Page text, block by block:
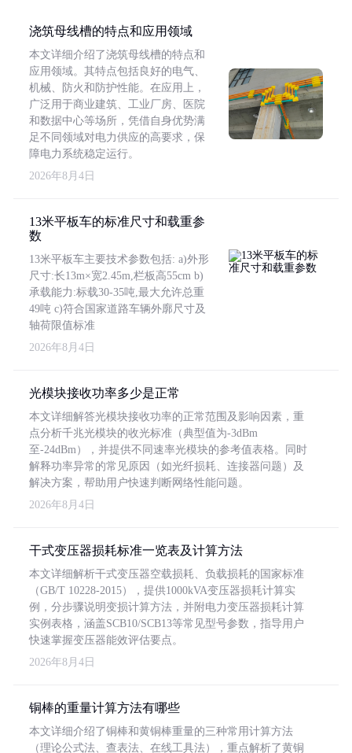
浇筑母线槽的特点和应用领域
本文详细介绍了浇筑母线槽的特点和
应用领域。其特点包括良好的电气、
机械、防火和防护性能。在应用上，
广泛用于商业建筑、工业厂房、医院
和数据中心等场所，凭借自身优势满
足不同领域对电力供应的高要求，保
障电力系统稳定运行。
2026年8月4日
13米平板车的标准尺寸和载重参
数
13米平板车主要技术参数包括: a)外形
尺寸:长13m×宽2.45m,栏板高55cm b)
承载能力:标载30-35吨,最大允许总重
49吨 c)符合国家道路车辆外廓尺寸及
轴荷限值标准
2026年8月4日
光模块接收功率多少是正常
本文详细解答光模块接收功率的正常范围及影响因素，重
点分析千兆光模块的收光标准（典型值为-3dBm
至-24dBm），并提供不同速率光模块的参考值表格。同时
解释功率异常的常见原因（如光纤损耗、连接器问题）及
解决方案，帮助用户快速判断网络性能问题。
2026年8月4日
干式变压器损耗标准一览表及计算方法
本文详细解析干式变压器空载损耗、负载损耗的国家标准
（GB/T 10228-2015），提供1000kVA变压器损耗计算实
例，分步骤说明变损计算方法，并附电力变压器损耗计算
实例表格，涵盖SCB10/SCB13等常见型号参数，指导用户
快速掌握变压器能效评估要点。
2026年8月4日
铜棒的重量计算方法有哪些
本文详细介绍了铜棒和黄铜棒重量的三种常用计算方法
（理论公式法、查表法、在线工具法），重点解析了黄铜